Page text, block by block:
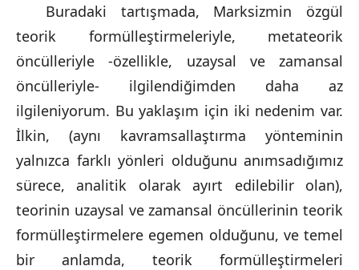
Buradaki tartışmada, Marksizmin özgül
teorik formülleştirmeleriyle, metateorik
öncülleriyle -özellikle, uzaysal ve zamansal
öncülleriyle- ilgilendiğimden daha az
ilgileniyorum. Bu yaklaşım için iki nedenim var.
İlkin, (aynı kavramsallaştırma yönteminin
yalnızca farklı yönleri olduğunu anımsadığımız
sürece, analitik olarak ayırt edilebilir olan),
teorinin uzaysal ve zamansal öncüllerinin teorik
formülleştirmelere egemen olduğunu, ve temel
bir anlamda, teorik formülleştirmeleri